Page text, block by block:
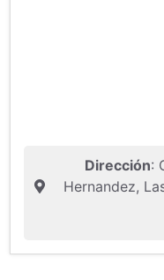
Dirección:
Hernandez,